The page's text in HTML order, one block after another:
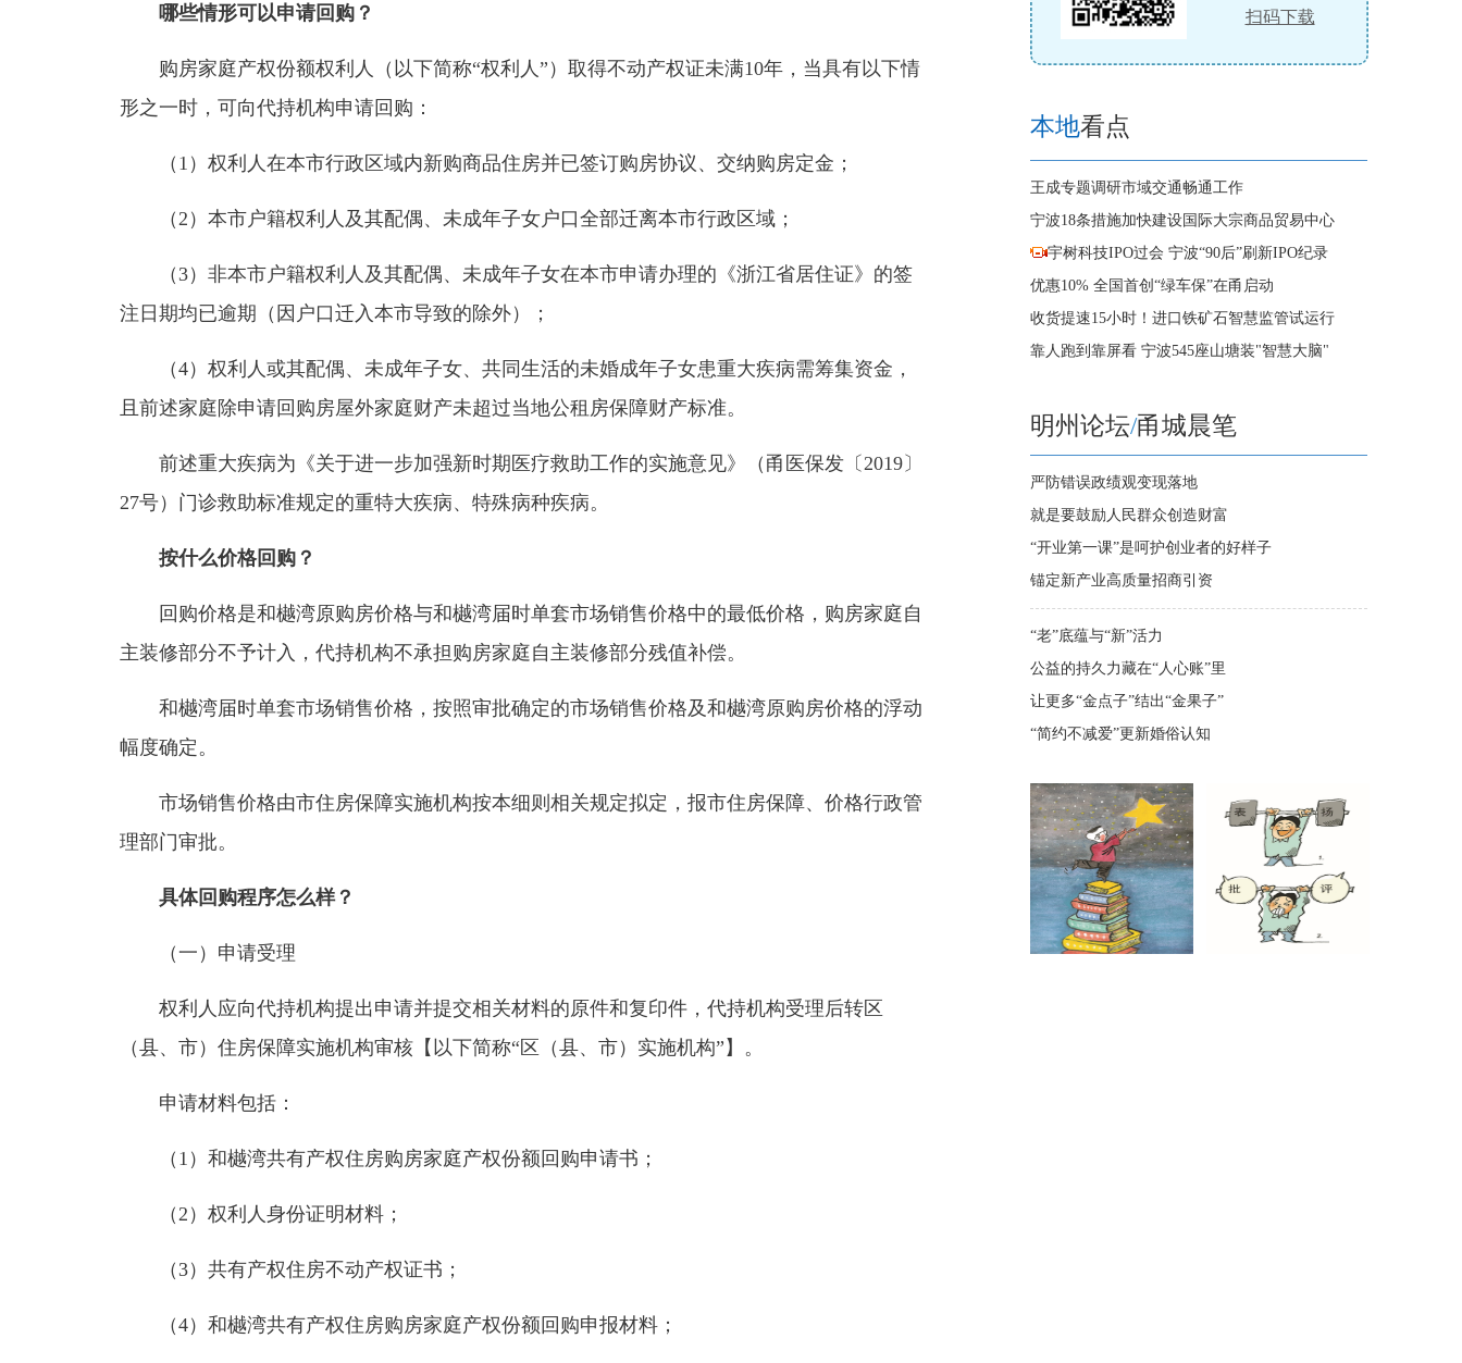
哪些情形可以申请回购？
购房家庭产权份额权利人（以下简称“权利人”）取得不动产权证未满10年，当具有以下情
形之一时，可向代持机构申请回购：
（1）权利人在本市行政区域内新购商品住房并已签订购房协议、交纳购房定金；
（2）本市户籍权利人及其配偶、未成年子女户口全部迁离本市行政区域；
（3）非本市户籍权利人及其配偶、未成年子女在本市申请办理的《浙江省居住证》的签
注日期均已逾期（因户口迁入本市导致的除外）；
（4）权利人或其配偶、未成年子女、共同生活的未婚成年子女患重大疾病需筹集资金，
且前述家庭除申请回购房屋外家庭财产未超过当地公租房保障财产标准。
前述重大疾病为《关于进一步加强新时期医疗救助工作的实施意见》（甬医保发〔2019〕
27号）门诊救助标准规定的重特大疾病、特殊病种疾病。
按什么价格回购？
回购价格是和樾湾原购房价格与和樾湾届时单套市场销售价格中的最低价格，购房家庭自
主装修部分不予计入，代持机构不承担购房家庭自主装修部分残值补偿。
和樾湾届时单套市场销售价格，按照审批确定的市场销售价格及和樾湾原购房价格的浮动
幅度确定。
市场销售价格由市住房保障实施机构按本细则相关规定拟定，报市住房保障、价格行政管
理部门审批。
具体回购程序怎么样？
（一）申请受理
权利人应向代持机构提出申请并提交相关材料的原件和复印件，代持机构受理后转区
（县、市）住房保障实施机构审核【以下简称“区（县、市）实施机构”】。
申请材料包括：
（1）和樾湾共有产权住房购房家庭产权份额回购申请书；
（2）权利人身份证明材料；
（3）共有产权住房不动产权证书；
（4）和樾湾共有产权住房购房家庭产权份额回购申报材料；
扫码下载
本地看点
王成专题调研市域交通畅通工作
宁波18条措施加快建设国际大宗商品贸易中心
宇树科技IPO过会 宁波“90后”刷新IPO纪录
优惠10% 全国首创“绿车保”在甬启动
收货提速15小时！进口铁矿石智慧监管试运行
靠人跑到靠屏看 宁波545座山塘装"智慧大脑"
明州论坛/甬城晨笔
严防错误政绩观变现落地
就是要鼓励人民群众创造财富
“开业第一课”是呵护创业者的好样子
锚定新产业高质量招商引资
“老”底蕴与“新”活力
公益的持久力藏在“人心账”里
让更多“金点子”结出“金果子”
“简约不减爱”更新婚俗认知